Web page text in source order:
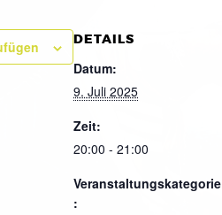
DETAILS
Datum:
9. Juli 2025
Zeit:
20:00 - 21:00
Veranstaltungskategorie
: